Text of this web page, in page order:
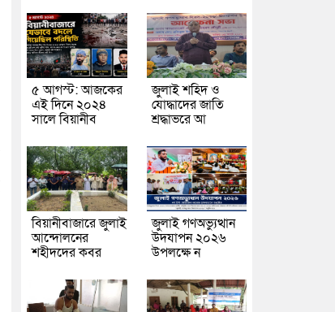
৫ আগস্ট: আজকের
এই দিনে ২০২৪
সালে বিয়ানীব
জুলাই শহিদ ও
যোদ্ধাদের জাতি
শ্রদ্ধাভরে আ
বিয়ানীবাজারে জুলাই
আন্দোলনের
শহীদদের কবর
জুলাই গণঅভ্যুত্থান
উদযাপন ২০২৬
উপলক্ষে ন